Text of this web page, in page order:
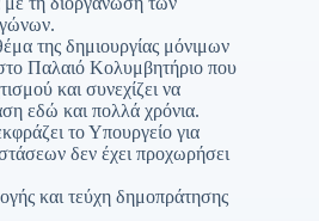
της δημιουργίας μόνιμων
Παλαιό Κολυμβητήριο που
και συνεχίζει να
εδώ και πολλά χρόνια.
το Υπουργείο για
δεν έχει προχωρήσει
και τεύχη δημοπράτησης